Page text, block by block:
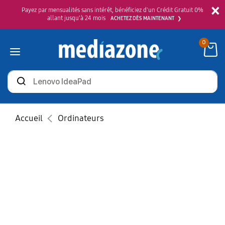
×
Payez par mensualités sans intérêt, bénéficiez d'un Crédit Gratuit 0%
allant jusqu'à 24 mois
ACHETEZ DÈS MAINTENANT
Rechercher
des
produits
0
Accueil Ordinateurs